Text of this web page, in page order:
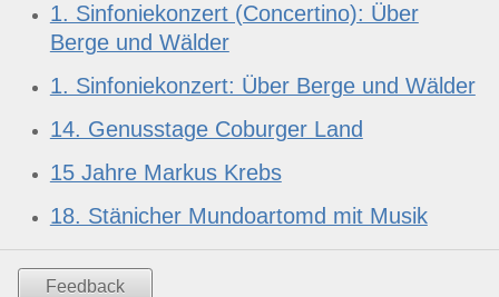
1. Sinfoniekonzert (Concertino): Über
Berge und Wälder
1. Sinfoniekonzert: Über Berge und Wälder
14. Genusstage Coburger Land
15 Jahre Markus Krebs
18. Stänicher Mundoartomd mit Musik
Feedback